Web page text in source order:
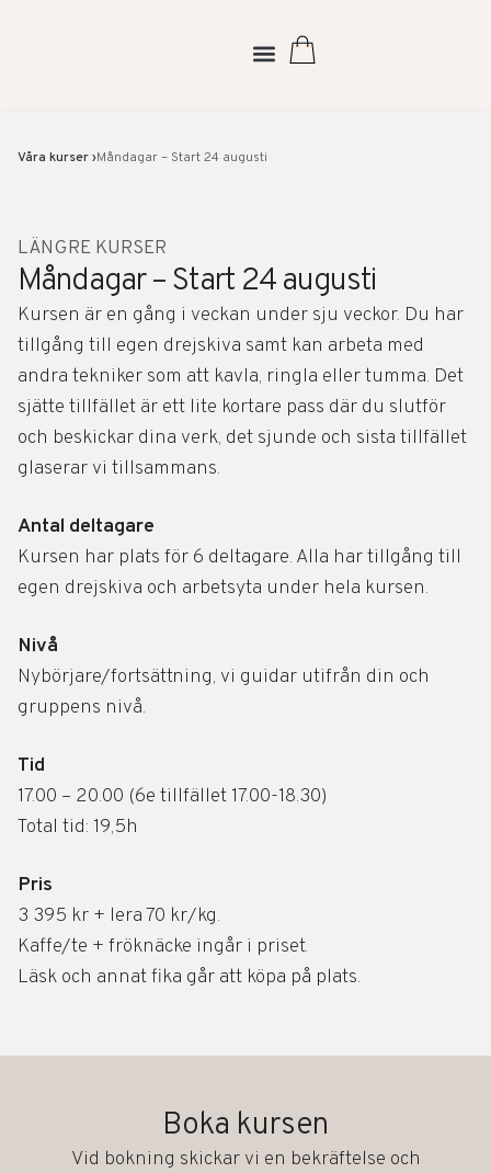
Våra kurser ›Måndagar – Start 24 augusti
LÄNGRE KURSER
Måndagar – Start 24 augusti
Kursen är en gång i veckan under sju veckor. Du har
tillgång till egen drejskiva samt kan arbeta med
andra tekniker som att kavla, ringla eller tumma. Det
sjätte tillfället är ett lite kortare pass där du slutför
och beskickar dina verk, det sjunde och sista tillfället
glaserar vi tillsammans.
Antal deltagare
Kursen har plats för 6 deltagare. Alla har tillgång till
egen drejskiva och arbetsyta under hela kursen.
Nivå
Nybörjare/fortsättning, vi guidar utifrån din och
gruppens nivå.
Tid
17.00 – 20.00 (6e tillfället 17.00-18.30)
Total tid: 19,5h
Pris
3 395 kr + lera 70 kr/kg.
Kaffe/te + fröknäcke ingår i priset.
Läsk och annat fika går att köpa på plats.
Boka kursen
Vid bokning skickar vi en bekräftelse och